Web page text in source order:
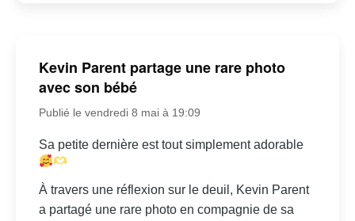
Kevin Parent partage une rare photo
avec son bébé
Publié le vendredi 8 mai à 19:09
Sa petite dernière est tout simplement adorable
À travers une réflexion sur le deuil, Kevin Parent
a partagé une rare photo en compagnie de sa